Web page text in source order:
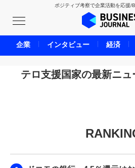
ポジティブ考察で企業活動を応援/
BUSINESS
UNICORN
CARBON
LIFE ENDING
テロ支援国家の最新ニ
企業 インタビュー 経済